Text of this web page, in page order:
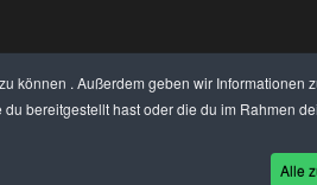
. Außerdem geben wir
bereitgestellt hast oder die du im Rahmen
Alle